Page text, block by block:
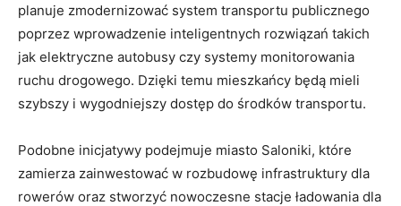
planuje zmodernizować system transportu publicznego
poprzez wprowadzenie inteligentnych rozwiązań takich
jak elektryczne autobusy czy systemy monitorowania
ruchu drogowego. Dzięki temu mieszkańcy będą mieli
szybszy i wygodniejszy dostęp do środków transportu.
Podobne inicjatywy podejmuje miasto Saloniki, które
zamierza zainwestować w rozbudowę infrastruktury dla
rowerów oraz stworzyć nowoczesne stacje ładowania dla